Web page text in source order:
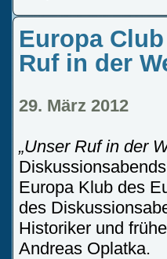
Europa
Ruf in der
29. März 2012
„Unser Ruf in der
Europa Klub des
des
Historiker und
Andreas Oplatka.